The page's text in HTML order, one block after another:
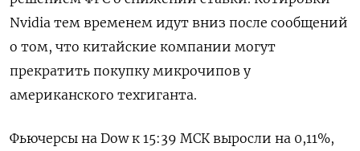
Nvidia тем временем идут вниз после сообщений
о том, что китайские компании могут
прекратить покупку микрочипов у
американского техгиганта.
Фьючерсы на Dow к 15:39 МСК выросли на 0,11%,